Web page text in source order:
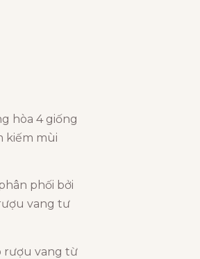
hòa 4 giống
kiếm mùi
phối bởi
vang tư
rượu vang từ